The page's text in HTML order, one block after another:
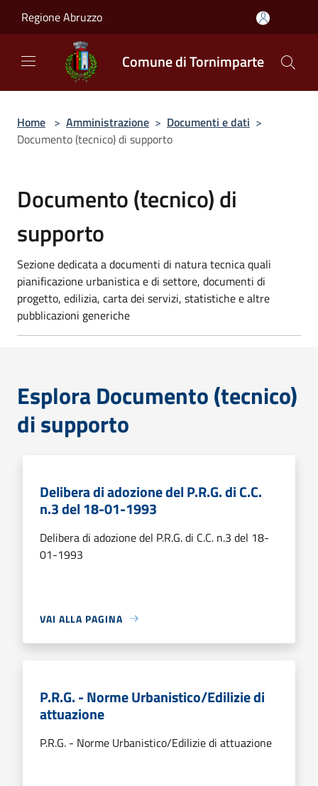
Regione Abruzzo
Comune di Tornimparte
Home > Amministrazione > Documenti e dati >
Documento (tecnico) di supporto
Documento (tecnico) di
supporto
Sezione dedicata a documenti di natura tecnica quali
pianificazione urbanistica e di settore, documenti di
progetto, edilizia, carta dei servizi, statistiche e altre
pubblicazioni generiche
Esplora Documento (tecnico)
di supporto
Delibera di adozione del P.R.G. di C.C.
n.3 del 18-01-1993
Delibera di adozione del P.R.G. di C.C. n.3 del 18-
01-1993
VAI ALLA PAGINA
P.R.G. - Norme Urbanistico/Edilizie di
attuazione
P.R.G. - Norme Urbanistico/Edilizie di attuazione